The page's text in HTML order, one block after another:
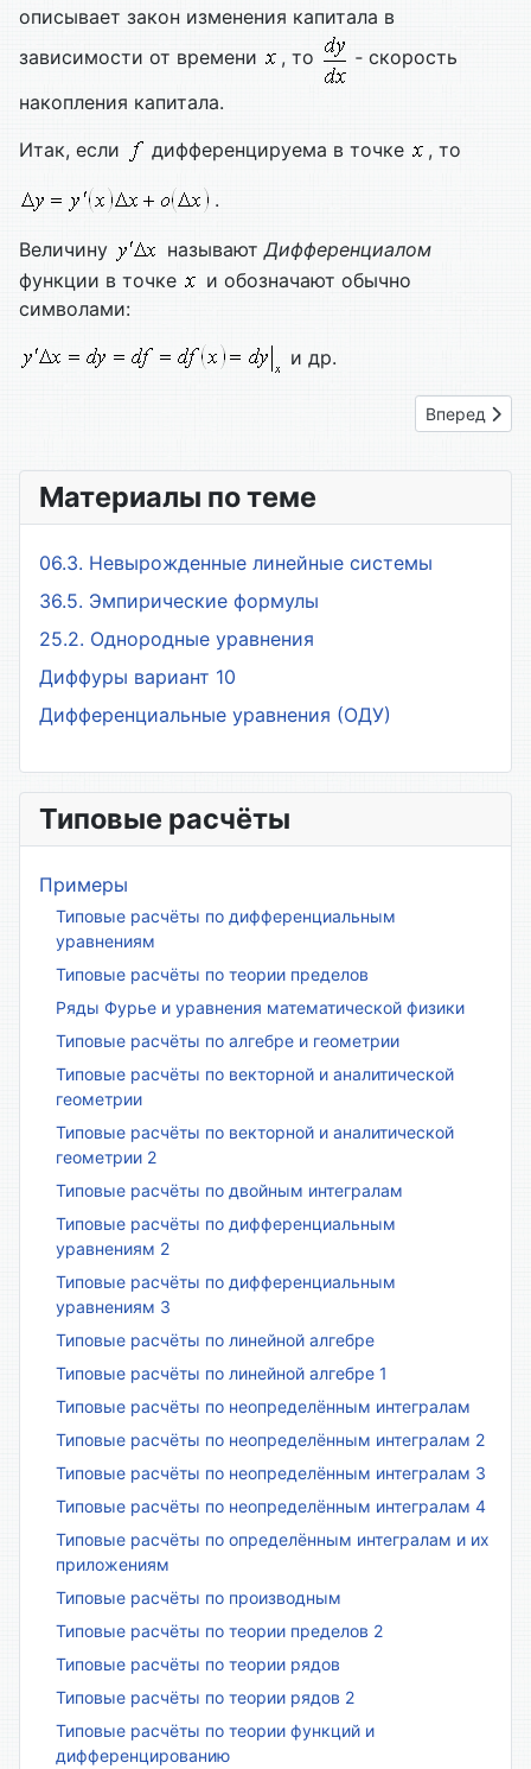
описывает закон изменения капитала в
зависимости от времени
, то
‑ скорость
накопления капитала.
Итак, если
дифференцируема в точке , то
.
Величину называютДифференциалом
функции в точке
и обозначают обычно
символами:
и др.
Следующий:
Вперед
Материалы по теме
06.3. Невырожденные линейные системы
36.5. Эмпирические формулы
25.2. Однородные уравнения
Диффуры вариант 10
Дифференциальные уравнения (ОДУ)
Типовые расчёты
Примеры
Типовые расчёты по дифференциальным
уравнениям
Типовые расчёты по теории пределов
Ряды Фурье и уравнения математической физики
Типовые расчёты по алгебре и геометрии
Типовые расчёты по векторной и аналитической
геометрии
Типовые расчёты по векторной и аналитической
геометрии 2
Типовые расчёты по двойным интегралам
Типовые расчёты по дифференциальным
уравнениям 2
Типовые расчёты по дифференциальным
уравнениям 3
Типовые расчёты по линейной алгебре
Типовые расчёты по линейной алгебре 1
Типовые расчёты по неопределённым интегралам
Типовые расчёты по неопределённым интегралам 2
Типовые расчёты по неопределённым интегралам 3
Типовые расчёты по неопределённым интегралам 4
Типовые расчёты по определённым интегралам и их
приложениям
Типовые расчёты по производным
Типовые расчёты по теории пределов 2
Типовые расчёты по теории рядов
Типовые расчёты по теории рядов 2
Типовые расчёты по теории функций и
дифференцированию